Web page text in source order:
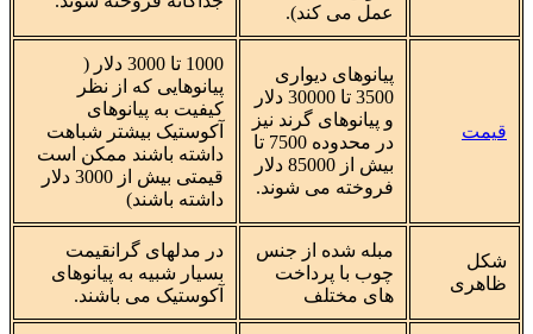
عمل می کند).
قیمت
پیانوهای دیواری
3500 تا 30000 دلار
و پیانوهای گرند نیز
در محدوده 7500 تا
بیش از 85000 دلار
فروخته می شوند.
1000 تا 3000 دلار (
پیانوهایی که از نظر
کیفیت به پیانوهای
آکوستیک بیشتر شباهت
داشته باشند ممکن است
قیمتی بیش از 3000 دلار
داشته باشند)
شکل
ظاهری
مبله شده از جنس
چوب با پرداخت
های مختلف
در مدلهای گرانقیمت
بسیار شبیه به پیانوهای
آکوستیک می باشند.